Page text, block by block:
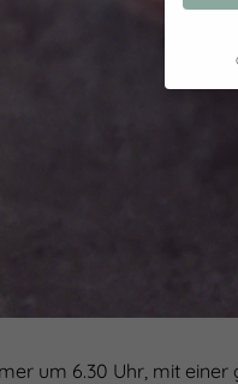
um 6.30 Uhr, mit